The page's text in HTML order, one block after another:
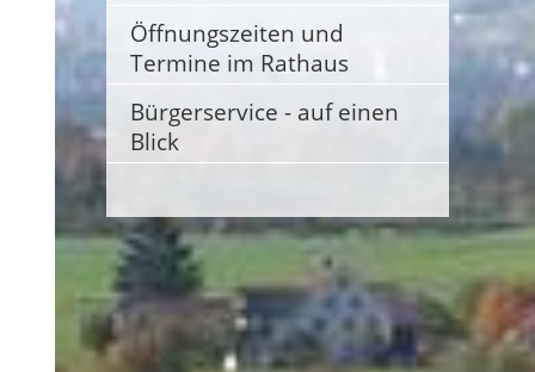
Öffnungszeiten und
Termine im Rathaus
Bürgerservice - auf einen
Blick